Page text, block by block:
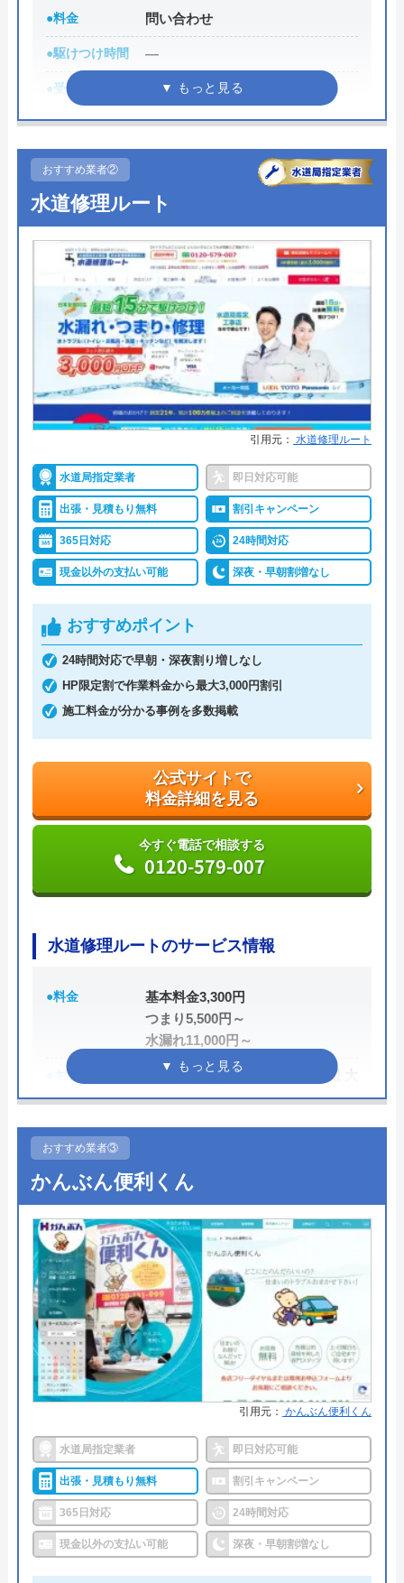
●料金 問い合わせ
●駆けつけ時間 ―
●受付時間
●定休日 ―
●累計実績
●保証・保険 ―
詳細は公式HPでご確認ください
Benryがおすすめの理由
Benry（ベンリー）は、自宅で発生したさまざまな
困りごとを相談できる業者です。具体的な料金を知
りたい場合は、問い合わせが必要です。見積もりは
無料であり、料金や内容に納得できない場合はキャ
ンセルしても構いません。その場合、料金は発生し
深夜や早朝にも対応していますが、追加料金が発生
する可能性があります。また、支払い方法は基本的
に現金払いであるため、依頼する際は手元に現金を
用意しておく必要があります。
全国で幅広い依頼に対応しており、実績も豊富な業
者です。
公式サイトで
料金詳細を見る
今すぐ電話で相談する
0120-041-904
Benryの基本情報
創業・設立 1990年5月
愛知県清須市西枇杷島町古城2丁目10-
対応エリア 全国
おすすめ業者②
水道修理ルート
引用元： 水道修理ルート
水道局指定業者 即日対応可能
出張・見積もり無料 割引キャンペーン
365日対応 24時間対応
現金以外の支払い可能 深夜・早朝割増なし
おすすめポイント
24時間対応で早朝・深夜割り増しなし
HP限定割で作業料金から最大3,000円割引
施工料金が分かる事例を多数掲載
公式サイトで
料金詳細を見る
今すぐ電話で相談する
0120-579-007
水道修理ルートのサービス情報
●料金
基本料金3,300円
つまり5,500円～
水漏れ11,000円～
●キャンペーン
HP限定割、作業料金から最大
3,000円割引
●駆けつけ時間 最短15分
●定休日 年中無休
●出張見積もり 出張見積もり無料
●支払い方法
現金、PayPay、クレジットカー
ド、NP後払い
●累計実績 累計対応件数100万件以上
●保証・保険
1〜3年の無料点検・無料保証制度
PL保険加入業者
水道修理ルートがおすすめの理由
株式会社クリーンライフが運営する水まわり修理サ
ービス「水道修理ルート」は、水道局指定工事店の
認定を受けている大手水道業者です。
おすすめ業者③
かんぶん便利くん
引用元： かんぶん便利くん
水道局指定業者 即日対応可能
出張・見積もり無料 割引キャンペーン
365日対応 24時間対応
現金以外の支払い可能 深夜・早朝割増なし